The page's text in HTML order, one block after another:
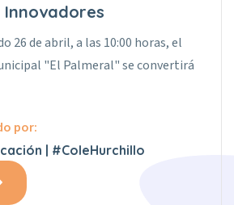
26 de abril, a las 10:00 horas, el
"El Palmeral" se convertirá
por:
| #ColeHurchillo